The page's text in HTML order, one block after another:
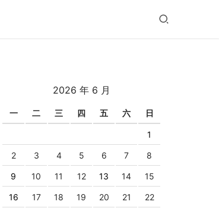
2026 年 6 月
一 二 三 四 五 六 日
1
2 3 4 5 6 7 8
9 10 11 12 13 14 15
16 17 18 19 20 21 22